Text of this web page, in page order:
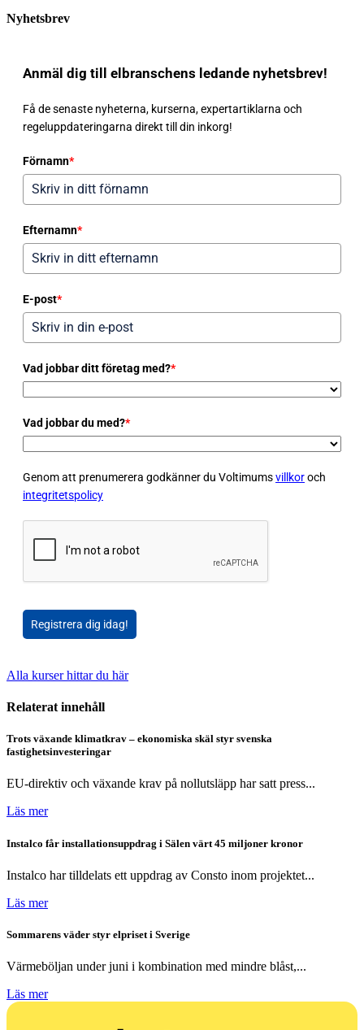
Nyhetsbrev
Anmäl dig till elbranschens ledande nyhetsbrev!
Få de senaste nyheterna, kurserna, expertartiklarna och
regeluppdateringarna direkt till din inkorg!
Förnamn*
Efternamn*
E-post*
Vad jobbar ditt företag med?*
Vad jobbar du med?*
Genom att prenumerera godkänner du Voltimumsvillkoroch
integritetspolicy
Registrera dig idag!
Alla kurser hittar du här
Relaterat innehåll
Trots växande klimatkrav – ekonomiska skäl styr svenska
fastighetsinvesteringar
EU-direktiv och växande krav på nollutsläpp har satt press...
Läs mer
Instalco får installationsuppdrag i Sälen värt 45 miljoner kronor
Instalco har tilldelats ett uppdrag av Consto inom projektet...
Läs mer
Sommarens väder styr elpriset i Sverige
Värmeböljan under juni i kombination med mindre blåst,...
Läs mer